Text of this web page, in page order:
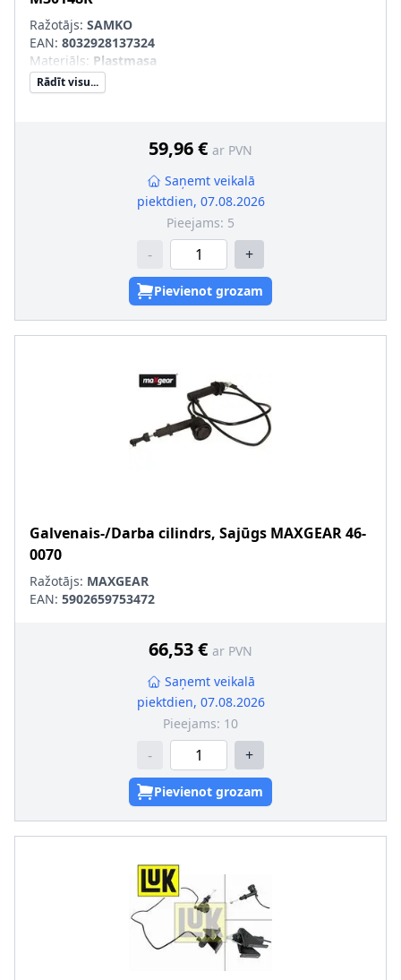
Ražotājs: SAMKO
EAN: 8032928137324
Materiāls: Plastmasa
Rādīt visu...
59,96 € ar PVN
Saņemt veikalā
piektdien, 07.08.2026
Pieejams: 5
- +
Pievienot grozam
Galvenais-/Darba cilindrs, Sajūgs MAXGEAR46-
0070
Ražotājs: MAXGEAR
EAN: 5902659753472
66,53 € ar PVN
Saņemt veikalā
piektdien, 07.08.2026
Pieejams: 10
- +
Pievienot grozam